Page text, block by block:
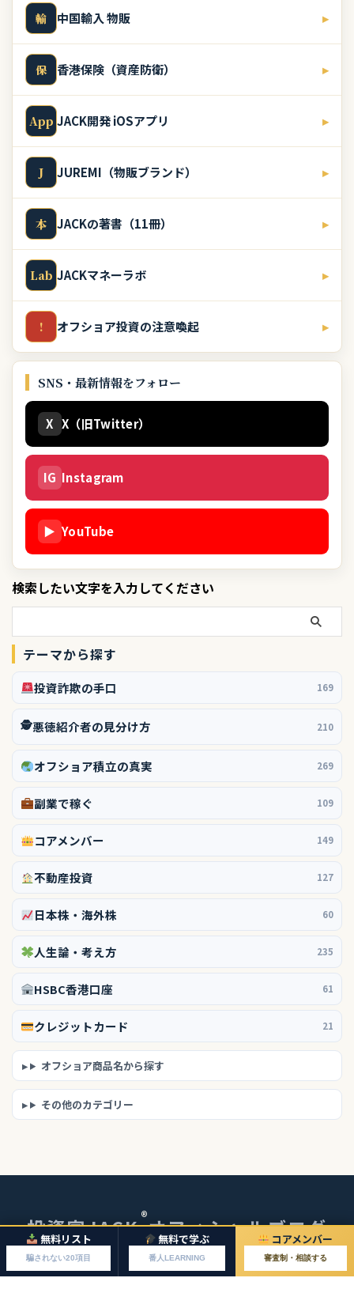
輸 中国輸入 物販 ▸
保 香港保険（資産防衛） ▸
App JACK開発 iOSアプリ ▸
J JUREMI（物販ブランド） ▸
本 JACKの著書（11冊） ▸
Lab JACKマネーラボ ▸
! オフショア投資の注意喚起 ▸
SNS・最新情報をフォロー
X X（旧Twitter）
IG Instagram
▶ YouTube
検索したい文字を入力してください
テーマから探す
投資詐欺の手口 169
🕵️悪徳紹介者の見分け方 210
オフショア積立の真実 269
副業で稼ぐ 109
コアメンバー 149
不動産投資 127
日本株・海外株 60
人生論・考え方 235
HSBC香港口座 61
クレジットカード 21
オフショア商品名から探す
その他のカテゴリー
無料リスト
騙されない20項目
無料で学ぶ
番人LEARNING
コアメンバー
審査制・相談する
投資家JACK®オフィシャルブログ
© 2026 投資家JACKオフィシャルブログ